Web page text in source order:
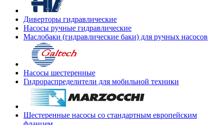
Диверторы гидравлические
Насосы ручные гидравлические
Маслобаки (гидравлические баки) для ручных насосов
Насосы шестеренные
Гидрораспределители для мобильной техники
Шестеренные насосы со стандартным европейским